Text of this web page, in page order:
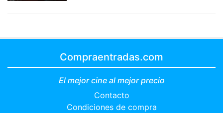
Compraentradas.com
El mejor cine al mejor precio
Contacto
Condiciones de compra